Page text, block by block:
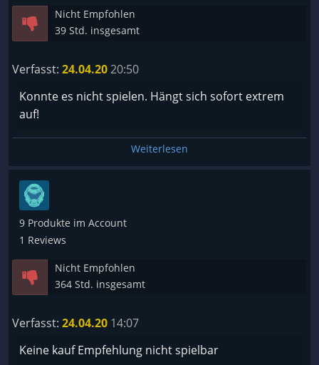
Nicht Empfohlen
39 Std. insgesamt
Verfasst: 24.04.2020:50
Konnte es nicht spielen. Hängt sich sofort extrem
auf!
Weiterlesen
9 Produkte im Account
1 Reviews
Nicht Empfohlen
364 Std. insgesamt
Verfasst: 24.04.20 14:07
Keine kauf Empfehlung nicht spielbar